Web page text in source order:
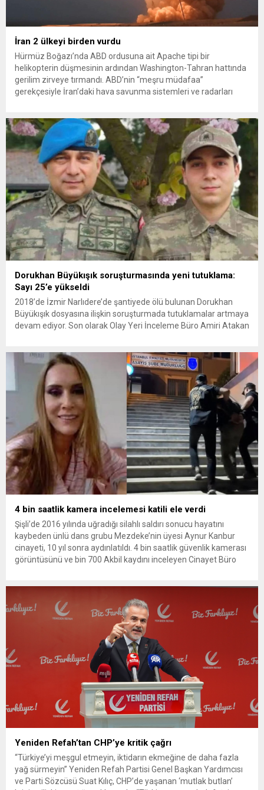
İran 2 ülkeyi birden vurdu
Hürmüz Boğazı’nda ABD ordusuna ait Apache tipi bir
helikopterin düşmesinin ardından Washington-Tahran hattında
gerilim zirveye tırmandı. ABD’nin “meşru müdafaa”
gerekçesiyle İran’daki hava savunma sistemleri ve radarları
yeni bir ABD saldırısına anında yanıt verileceğini duyurdu....
Dorukhan Büyükışık soruşturmasında yeni tutuklama:
Sayı 25’e yükseldi
2018’de İzmir Narlıdere’de şantiyede ölü bulunan Dorukhan
Büyükışık dosyasına ilişkin soruşturmada tutuklamalar artmaya
devam ediyor. Son olarak Olay Yeri İnceleme Büro Amiri Atakan
bulunan Dorukhan Büyükışık’a ilişkin yeniden açılan
soruşturmada tutuklamalar genişliyor. Son olarak dönemin...
4 bin saatlik kamera incelemesi katili ele verdi
Şişli’de 2016 yılında uğradığı silahlı saldırı sonucu hayatını
kaybeden ünlü dans grubu Mezdeke’nin üyesi Aynur Kanbur
cinayeti, 10 yıl sonra aydınlatıldı. 4 bin saatlik güvenlik kamerası
görüntüsünü ve bin 700 Akbil kaydını inceleyen Cinayet Büro
Yeniden Refah’tan CHP’ye kritik çağrı
“Türkiye’yi meşgul etmeyin, iktidarın ekmeğine de daha fazla
yağ sürmeyin” Yeniden Refah Partisi Genel Başkan Yardımcısı
ve Parti Sözcüsü Suat Kılıç, CHP’de yaşanan ‘mutlak butlan’